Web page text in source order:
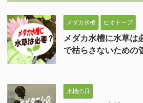
メダカ水槽 ビオトープ
メダカ水槽に水草は
で枯らさないための
水槽の貝